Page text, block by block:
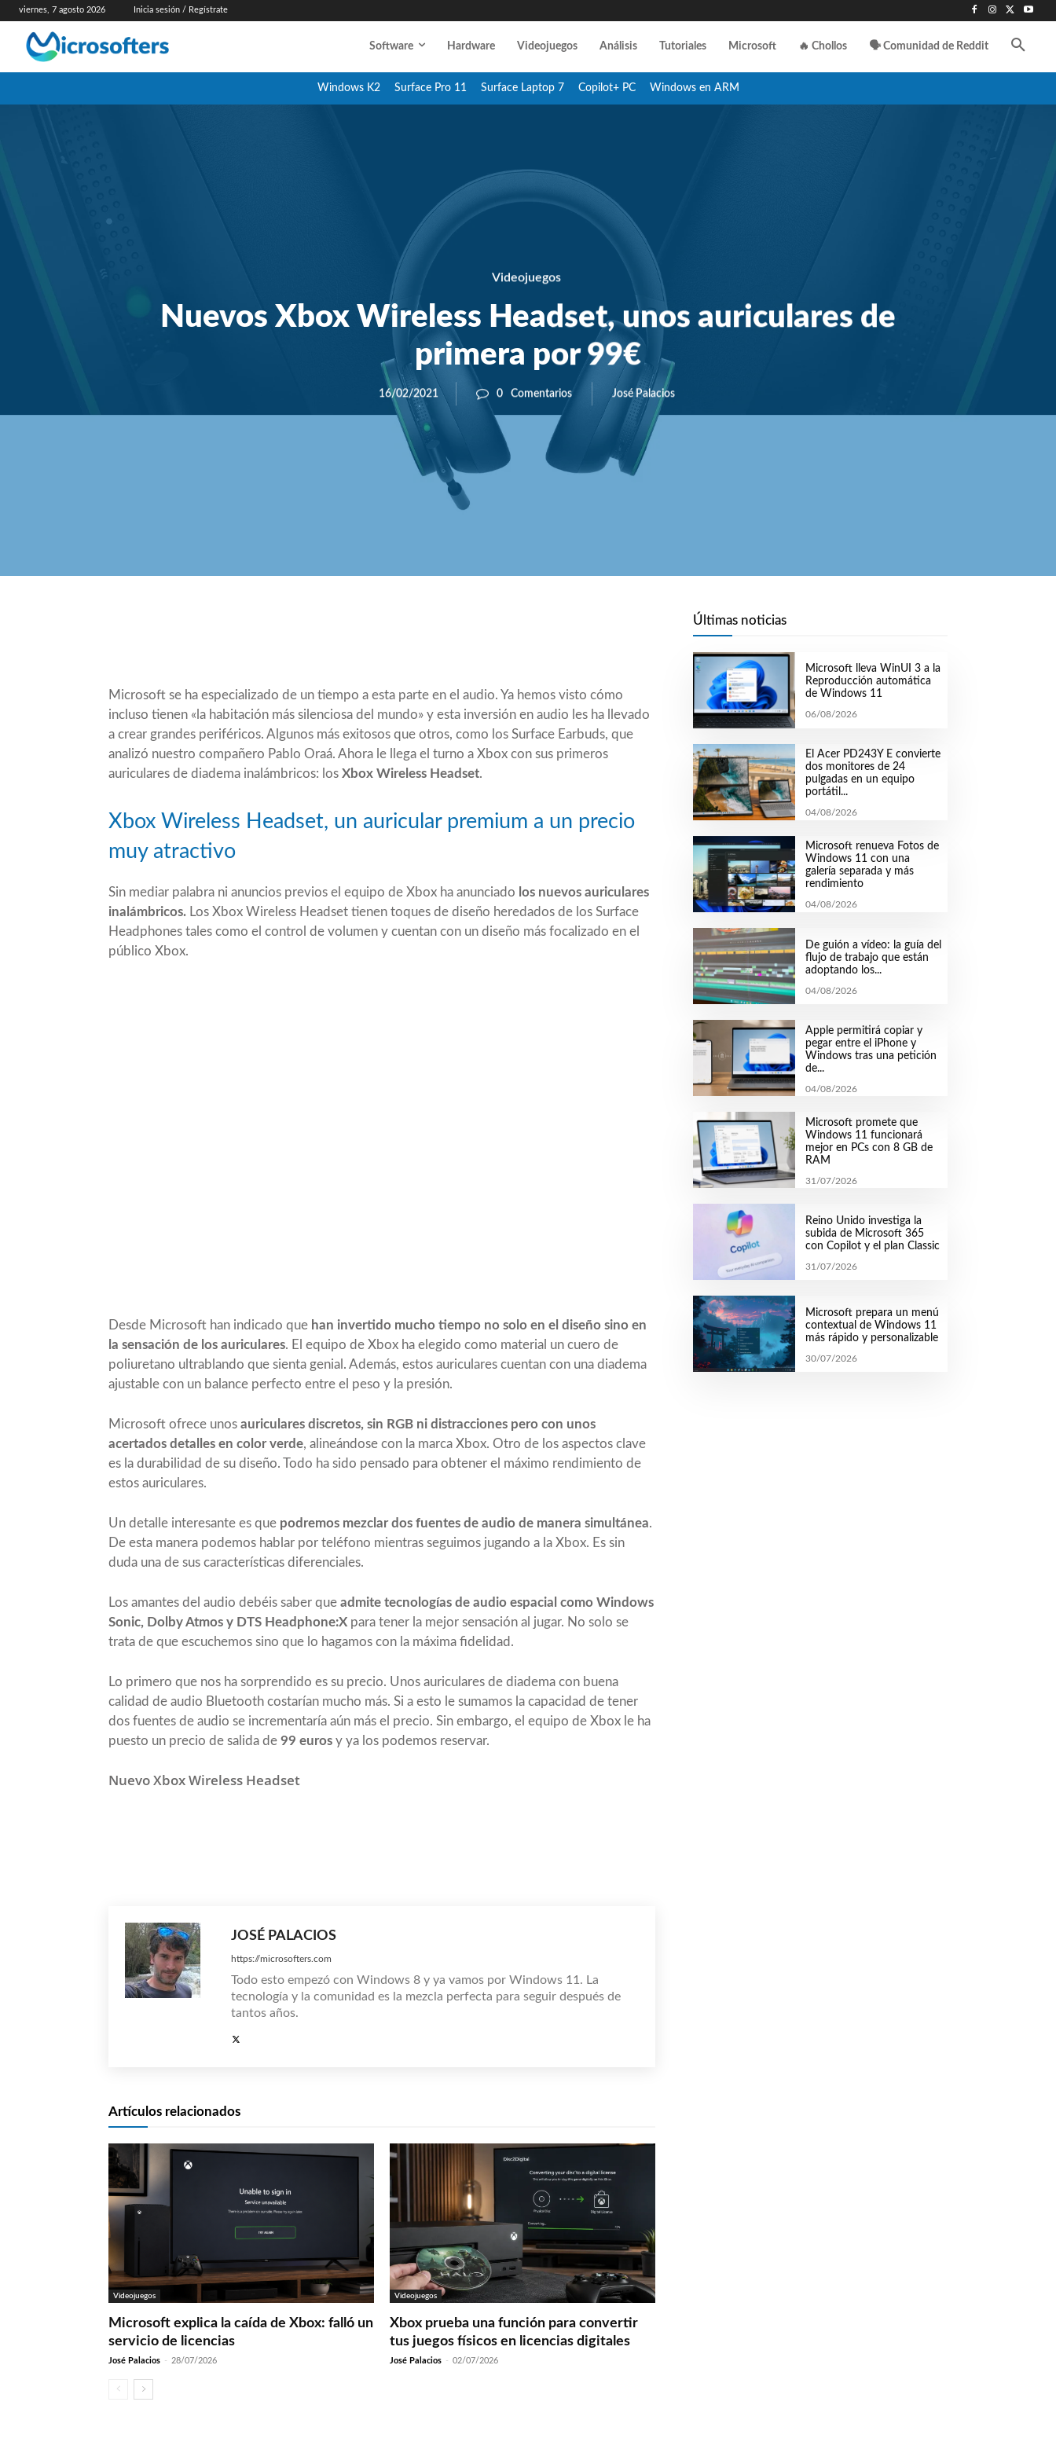
viernes, 7 agosto 2026 Inicia sesión / Regístrate
Software Hardware Videojuegos Análisis Tutoriales Microsoft 🔥 Chollos 🗣️ Comunidad de Reddit
Windows K2 Surface Pro 11 Surface Laptop 7 Copilot+ PC Windows en ARM
Videojuegos
Nuevos Xbox Wireless Headset, unos auriculares de
primera por 99€
16/02/2021 0 Comentarios José Palacios
Microsoft se ha especializado de un tiempo a esta parte en el audio. Ya hemos visto cómo
incluso tienen «la habitación más silenciosa del mundo» y esta inversión en audio les ha llevado
a crear grandes periféricos. Algunos más exitosos que otros, como los Surface Earbuds, que
analizó nuestro compañero Pablo Oraá. Ahora le llega el turno a Xbox con sus primeros
auriculares de diadema inalámbricos: los Xbox Wireless Headset.
Xbox Wireless Headset, un auricular premium a un precio
muy atractivo
Sin mediar palabra ni anuncios previos el equipo de Xbox ha anunciado los nuevos auriculares
inalámbricos. Los Xbox Wireless Headset tienen toques de diseño heredados de los Surface
Headphones tales como el control de volumen y cuentan con un diseño más focalizado en el
público Xbox.
Desde Microsoft han indicado que han invertido mucho tiempo no solo en el diseño sino en
la sensación de los auriculares. El equipo de Xbox ha elegido como material un cuero de
poliuretano ultrablando que sienta genial. Además, estos auriculares cuentan con una diadema
ajustable con un balance perfecto entre el peso y la presión.
Microsoft ofrece unos auriculares discretos, sin RGB ni distracciones pero con unos
acertados detalles en color verde, alineándose con la marca Xbox. Otro de los aspectos clave
es la durabilidad de su diseño. Todo ha sido pensado para obtener el máximo rendimiento de
estos auriculares.
Un detalle interesante es que podremos mezclar dos fuentes de audio de manera simultánea.
De esta manera podemos hablar por teléfono mientras seguimos jugando a la Xbox. Es sin
duda una de sus características diferenciales.
Los amantes del audio debéis saber que admite tecnologías de audio espacial como Windows
Sonic, Dolby Atmos y DTS Headphone:X para tener la mejor sensación al jugar. No solo se
trata de que escuchemos sino que lo hagamos con la máxima fidelidad.
Lo primero que nos ha sorprendido es su precio. Unos auriculares de diadema con buena
calidad de audio Bluetooth costarían mucho más. Si a esto le sumamos la capacidad de tener
dos fuentes de audio se incrementaría aún más el precio. Sin embargo, el equipo de Xbox le ha
puesto un precio de salida de 99 euros y ya los podemos reservar.
Nuevo Xbox Wireless Headset
JOSÉ PALACIOS
https://microsofters.com
Todo esto empezó con Windows 8 y ya vamos por Windows 11. La
tecnología y la comunidad es la mezcla perfecta para seguir después de
tantos años.
Artículos relacionados
Videojuegos
Microsoft explica la caída de Xbox: falló un
servicio de licencias
José Palacios - 28/07/2026
Videojuegos
Xbox prueba una función para convertir
tus juegos físicos en licencias digitales
José Palacios - 02/07/2026
Últimas noticias
Microsoft lleva WinUI 3 a la
Reproducción automática
de Windows 11
06/08/2026
El Acer PD243Y E convierte
dos monitores de 24
pulgadas en un equipo
portátil...
04/08/2026
Microsoft renueva Fotos de
Windows 11 con una
galería separada y más
rendimiento
04/08/2026
De guión a vídeo: la guía del
flujo de trabajo que están
adoptando los...
04/08/2026
Apple permitirá copiar y
pegar entre el iPhone y
Windows tras una petición
de...
04/08/2026
Microsoft promete que
Windows 11 funcionará
mejor en PCs con 8 GB de
RAM
31/07/2026
Reino Unido investiga la
subida de Microsoft 365
con Copilot y el plan Classic
31/07/2026
Microsoft prepara un menú
contextual de Windows 11
más rápido y personalizable
30/07/2026